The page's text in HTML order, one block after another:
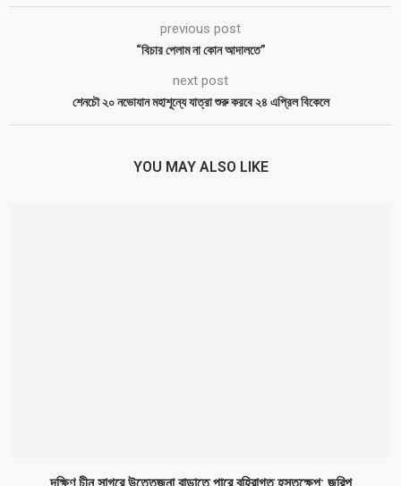
previous post
“বিচার পেলাম না কোন আদালতে”
next post
শেনচৌ ২০ নভোযান মহাশূন্যে যাত্রা শুরু করবে ২৪ এপ্রিল বিকেলে
YOU MAY ALSO LIKE